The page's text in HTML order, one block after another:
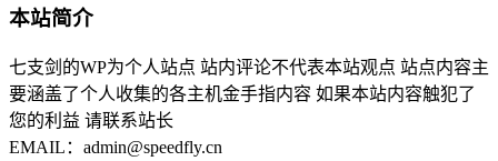
本站简介
七支剑的WP为个人站点 站内评论不代表本站观点 站点内容主
要涵盖了个人收集的各主机金手指内容 如果本站内容触犯了
您的利益 请联系站长
EMAIL：admin@speedfly.cn